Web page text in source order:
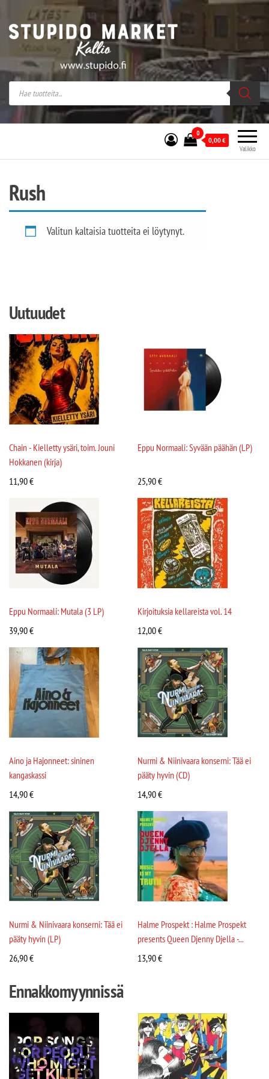
Stupido Market – verkossa ja kivijalassa
Stupido Market on vaihtoehtomusaan
erikoistunut verkko- sekä
kivijalkakauppa Helsingissä Kallion
sydämessä.
Valikko
0
0,00€
Rush
Valitun kaltaisia tuotteita ei löytynyt.
Uutuudet
Chain - Kielletty ysäri, toim. Jouni
Hokkanen (kirja)
11,90€
Eppu Normaali: Syvään päähän (LP)
25,90€
Eppu Normaali: Mutala (3 LP)
39,90€
Kirjoituksia kellareista vol. 14
12,00€
Aino ja Hajonneet: sininen
kangaskassi
14,90€
Nurmi & Niinivaara konserni: Tää ei
pääty hyvin (CD)
14,90€
Nurmi & Niinivaara konserni: Tää ei
pääty hyvin (LP)
26,90€
Halme Prospekt : Halme Prospekt
presents Queen Djenny Djella -...
13,90€
Ennakkomyynnissä